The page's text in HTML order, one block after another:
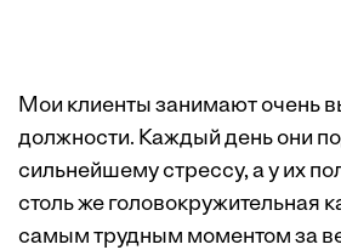
Мои клиенты занимают очень
должности. Каждый день они
сильнейшему стрессу, а у их
столь же головокружительная
самым трудным моментом за